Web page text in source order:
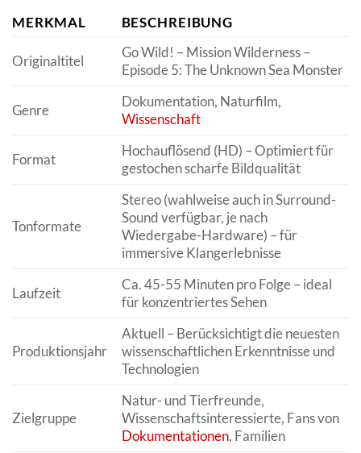
MERKMAL BESCHREIBUNG
Originaltitel
Go Wild! – Mission Wilderness –
Episode 5: The Unknown Sea Monster
Genre
Dokumentation, Naturfilm,
Wissenschaft
Format
Hochauflösend (HD) – Optimiert für
gestochen scharfe Bildqualität
Tonformate
Stereo (wahlweise auch in Surround-
Sound verfügbar, je nach
Wiedergabe-Hardware) – für
immersive Klangerlebnisse
Laufzeit
Ca. 45-55 Minuten pro Folge – ideal
für konzentriertes Sehen
Produktionsjahr
Aktuell – Berücksichtigt die neuesten
wissenschaftlichen Erkenntnisse und
Technologien
Zielgruppe
Natur- und Tierfreunde,
Wissenschaftsinteressierte, Fans von
Dokumentationen, Familien